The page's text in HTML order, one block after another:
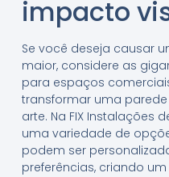
impacto
Se você deseja causar
maior, considere as
para espaços
transformar uma
arte. Na FIX Instalações
uma variedade de
podem ser
preferências, criando